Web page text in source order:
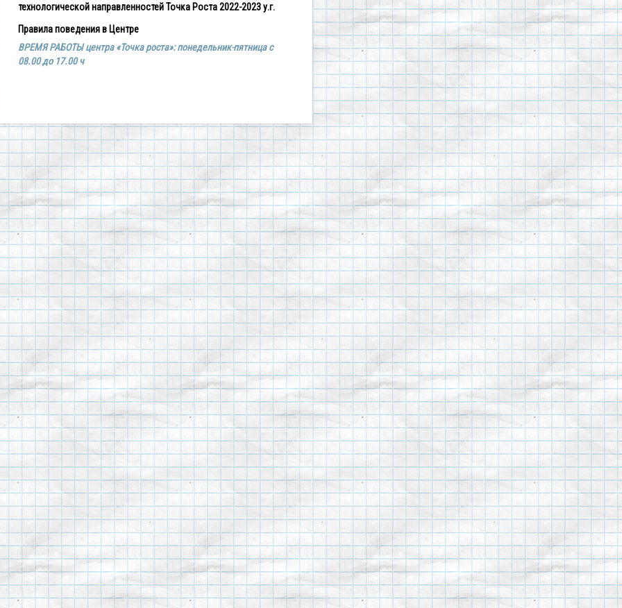
технологической направленностей Точка Роста 2022-2023 у.г.
Правила поведения в Центре
ВРЕМЯ РАБОТЫ центра «Точка роста»: понедельник-пятница с
08.00 до 17.00 ч